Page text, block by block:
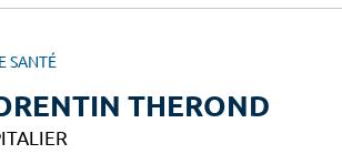
SANTÉ
THEROND